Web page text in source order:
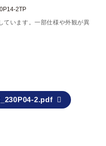
2TP
います。一部仕様や外観が異
2.pdf